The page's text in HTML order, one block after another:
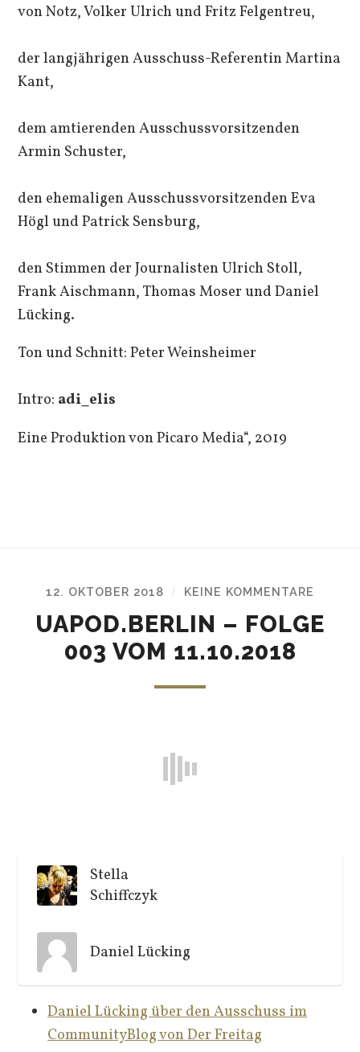
von Notz, Volker Ulrich und Fritz Felgentreu,
der langjährigen Ausschuss-Referentin Martina
Kant,
dem amtierenden Ausschussvorsitzenden
Armin Schuster,
den ehemaligen Ausschussvorsitzenden Eva
Högl und Patrick Sensburg,
den Stimmen der Journalisten Ulrich Stoll,
Frank Aischmann, Thomas Moser und Daniel
Lücking.
Ton und Schnitt: Peter Weinsheimer
Intro: adi_elis
Eine Produktion von Picaro Media“, 2019
12. OKTOBER 2018 / KEINE KOMMENTARE
UAPOD.BERLIN – FOLGE
003 VOM 11.10.2018
Stella
Schiffczyk
Daniel Lücking
Daniel Lücking über den Ausschuss im
CommunityBlog von Der Freitag